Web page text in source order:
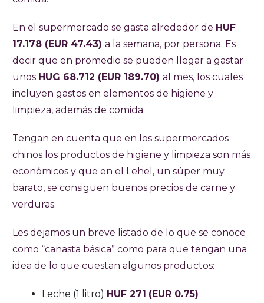
En el supermercado se gasta alrededor de HUF
17.178 (EUR 47.43) a la semana, por persona. Es
decir que en promedio se pueden llegar a gastar
unos HUG 68.712 (EUR 189.70) al mes, los cuales
incluyen gastos en elementos de higiene y
limpieza, además de comida.
Tengan en cuenta que en los supermercados
chinos los productos de higiene y limpieza son más
económicos y que en el Lehel, un súper muy
barato, se consiguen buenos precios de carne y
verduras.
Les dejamos un breve listado de lo que se conoce
como “canasta básica” como para que tengan una
idea de lo que cuestan algunos productos:
Leche (1 litro) HUF 271 (EUR 0.75)